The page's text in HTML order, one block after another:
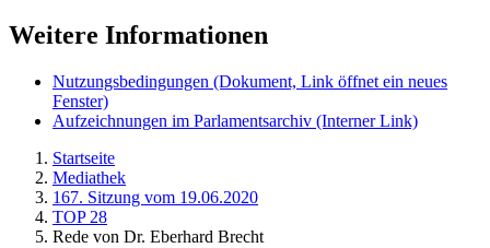
Weitere Informationen
Nutzungsbedingungen (Dokument, Link öffnet ein neues
Fenster)
Aufzeichnungen im Parlamentsarchiv (Interner Link)
Startseite
Mediathek
167. Sitzung vom 19.06.2020
TOP 28
Rede von Dr. Eberhard Brecht